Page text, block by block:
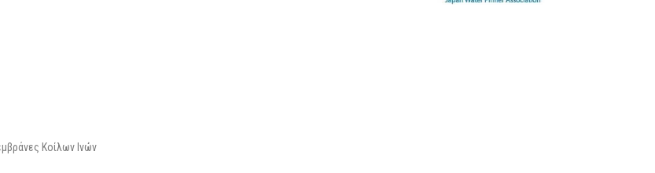
Κοίλων Ινών